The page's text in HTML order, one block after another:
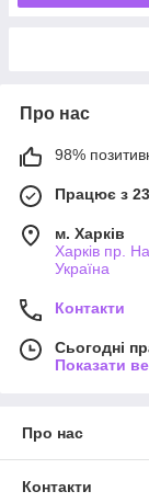
Про нас
98%
Працює з
м. Харків
Харків пр.
Україна
Контакти
Сьогодні
Показати
Про нас
Контакти